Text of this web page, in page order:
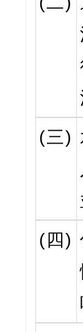
(三)
(四)